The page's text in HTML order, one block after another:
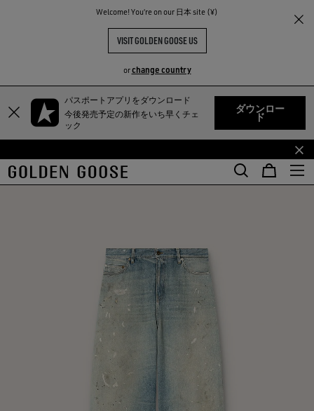
Welcome! You‘re on our 日本 site (¥)
VISIT GOLDEN GOOSE US
orchange country
メ
イ
ン
コ
ン
テ
フ
ッ
タ
ー
コ
ン
パスポートアプリをダウンロード
今後発売予定の新作をいち早くチェ
ック
ダウンロー
ド